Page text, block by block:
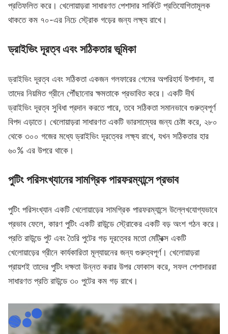
প্রতিফলিত করে। খেলোয়াড়রা সাধারণত পেশাদার সার্কিটে প্রতিযোগিতামূলক
থাকতে কম ৭০-এর নিচে স্ট্রোক গড়ের জন্য লক্ষ্য রাখে।
ড্রাইভিং দূরত্ব এবং সঠিকতার ভূমিকা
ড্রাইভিং দূরত্ব এবং সঠিকতা একজন গলফারের গেমের অপরিহার্য উপাদান, যা
তাদের নিয়মিত গ্রীনে পৌঁছানোর ক্ষমতাকে প্রভাবিত করে। একটি দীর্ঘ
ড্রাইভিং দূরত্ব সুবিধা প্রদান করতে পারে, তবে সঠিকতা সমানভাবে গুরুত্বপূর্ণ
বিপদ এড়াতে। খেলোয়াড়রা সাধারণত একটি ভারসাম্যের জন্য চেষ্টা করে, ২৮০
থেকে ৩০০ গজের মধ্যে ড্রাইভিং দূরত্বের লক্ষ্য রাখে, যখন সঠিকতার হার
৬০% এর উপরে থাকে।
পুটিং পরিসংখ্যানের সামগ্রিক পারফরম্যান্সে প্রভাব
পুটিং পরিসংখ্যান একটি খেলোয়াড়ের সামগ্রিক পারফরম্যান্সে উল্লেখযোগ্যভাবে
প্রভাব ফেলে, কারণ পুটিং একটি রাউন্ডে স্ট্রোকের একটি বড় অংশ গঠন করে।
প্রতি রাউন্ডে পুট এবং তৈরি পুটের গড় দূরত্বের মতো মেট্রিক্স একটি
খেলোয়াড়ের গ্রীনে কার্যকারিতা মূল্যায়নের জন্য গুরুত্বপূর্ণ। খেলোয়াড়রা
প্রায়শই তাদের পুটিং দক্ষতা উন্নত করার উপর ফোকাস করে, সফল পেশাদাররা
সাধারণত প্রতি রাউন্ডে ৩০ পুটের কম গড় রাখে।